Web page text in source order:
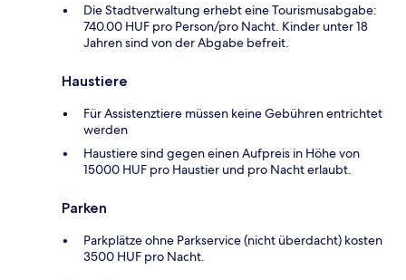
Die Stadtverwaltung erhebt eine Tourismusabgabe:
740.00 HUF pro Person/pro Nacht. Kinder unter 18
Jahren sind von der Abgabe befreit.
Haustiere
Für Assistenztiere müssen keine Gebühren entrichtet
werden
Haustiere sind gegen einen Aufpreis in Höhe von
15000 HUF pro Haustier und pro Nacht erlaubt.
Parken
Parkplätze ohne Parkservice (nicht überdacht) kosten
3500 HUF pro Nacht.